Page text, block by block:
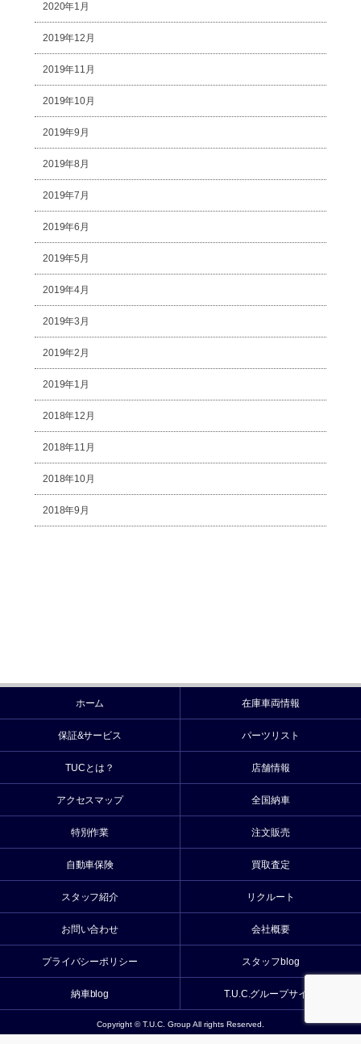
2020年1月
2019年12月
2019年11月
2019年10月
2019年9月
2019年8月
2019年7月
2019年6月
2019年5月
2019年4月
2019年3月
2019年2月
2019年1月
2018年12月
2018年11月
2018年10月
2018年9月
ホーム 在庫車両情報
保証&サービス パーツリスト
TUCとは？ 店舗情報
アクセスマップ 全国納車
特別作業 注文販売
自動車保険 買取査定
スタッフ紹介 リクルート
お問い合わせ 会社概要
プライバシーポリシー スタッフblog
納車blog T.U.C.グループサイト
Copyright © T.U.C. Group All rights Reserved.